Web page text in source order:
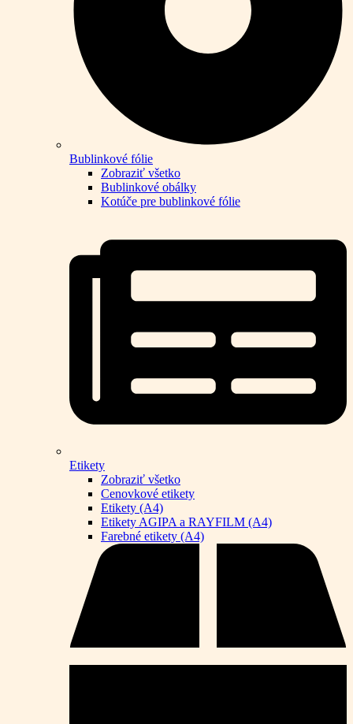
Bublinkové fólie
Zobraziť všetko
Bublinkové obálky
Kotúče pre bublinkové fólie
Etikety
Zobraziť všetko
Cenovkové etikety
Etikety (A4)
Etikety AGIPA a RAYFILM (A4)
Farebné etikety (A4)